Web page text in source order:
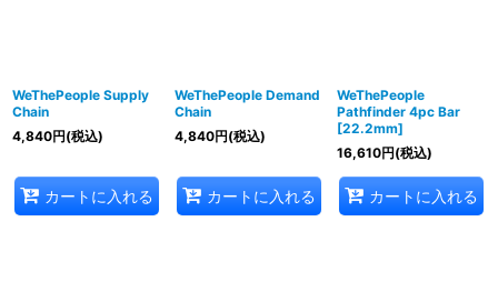
WeThePeople Supply
Chain
4,840円(税込)
カートに入れる
WeThePeople Demand
Chain
4,840円(税込)
カートに入れる
WeThePeople
Pathfinder 4pc Bar
[22.2mm]
16,610円(税込)
カートに入れる